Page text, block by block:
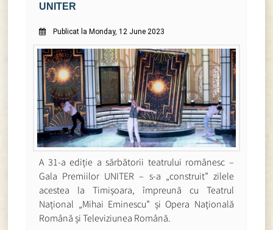
UNITER
Publicat la Monday, 12 June 2023
A 31-a ediție a sărbătorii teatrului românesc –
Gala Premiilor UNITER – s-a „construit” zilele
acestea la Timișoara, împreună cu Teatrul
Național „Mihai Eminescu” și Opera Națională
Română și Televiziunea Română.